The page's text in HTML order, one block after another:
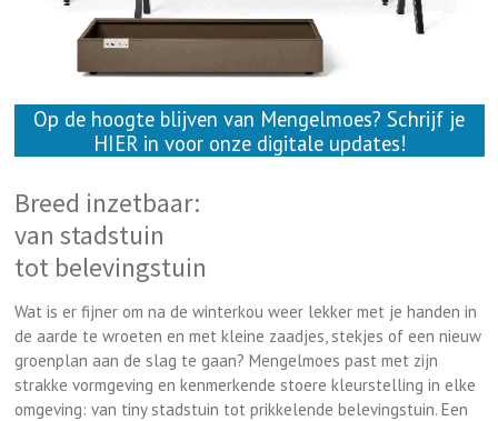
Op de hoogte blijven van Mengelmoes? Schrijf je
HIER in voor onze digitale updates!
Breed inzetbaar:
van stadstuin
tot belevingstuin
Wat is er fijner om na de winterkou weer lekker met je handen in
de aarde te wroeten en met kleine zaadjes, stekjes of een nieuw
groenplan aan de slag te gaan? Mengelmoes past met zijn
strakke vormgeving en ken­merkende stoere kleurstelling in elke
omgeving: van tiny stadstuin tot prikkelende belevings­tuin. Een